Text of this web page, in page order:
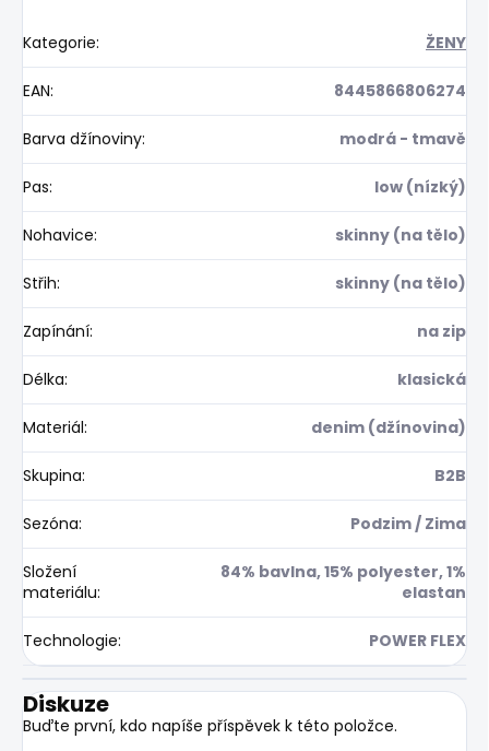
Kategorie: ŽENY
EAN: 8445866806274
Barva džínoviny: modrá - tmavě
Pas: low (nízký)
Nohavice: skinny (na tělo)
Střih: skinny (na tělo)
Zapínání: na zip
Délka: klasická
Materiál: denim (džínovina)
Skupina: B2B
Sezóna: Podzim / Zima
Složení
materiálu:
84% bavlna, 15% polyester, 1%
elastan
Technologie: POWER FLEX
Diskuze
Buďte první, kdo napíše příspěvek k této položce.